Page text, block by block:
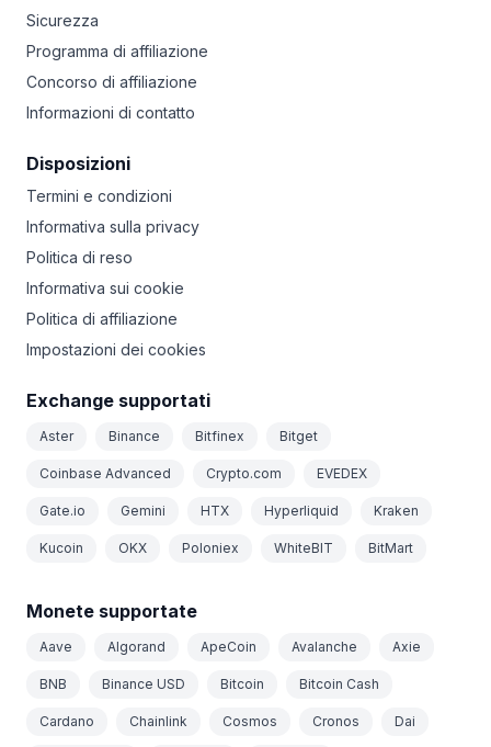
Sicurezza
Programma di affiliazione
Concorso di affiliazione
Informazioni di contatto
Disposizioni
Termini e condizioni
Informativa sulla privacy
Politica di reso
Informativa sui cookie
Politica di affiliazione
Impostazioni dei cookies
Exchange supportati
Aster Binance Bitfinex Bitget
Coinbase Advanced Crypto.com EVEDEX
Gate.io Gemini HTX Hyperliquid Kraken
Kucoin OKX Poloniex WhiteBIT BitMart
Monete supportate
Aave Algorand ApeCoin Avalanche Axie
BNB Binance USD Bitcoin Bitcoin Cash
Cardano Chainlink Cosmos Cronos Dai